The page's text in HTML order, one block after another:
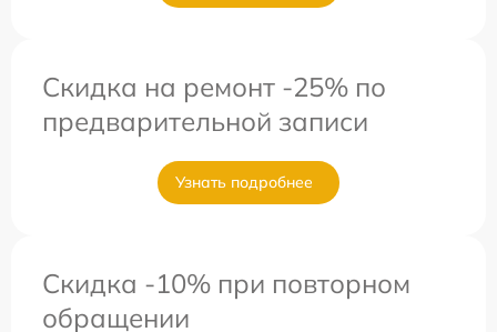
Скидка на ремонт -25% по
предварительной записи
Узнать подробнее
Скидка -10% при повторном
обращении